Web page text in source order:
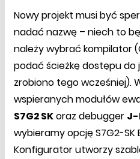
Nowy projekt musi być
nadać nazwę – niech to
należy wybrać kompilator
podać ścieżkę dostępu do
zrobiono tego wcześniej).
wspieranych modułów
S7G2 SKoraz debugger J-
wybieramy opcję S7G2-SK
Konfigurator utworzy